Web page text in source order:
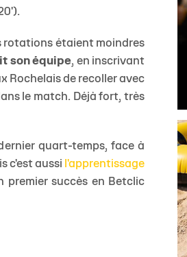
rotations étaient moindres
son équipe, en inscrivant
Rochelais de recoller avec
le match. Déjà fort, très
quart-temps, face à
c'est aussi l'apprentissage
premier succès en Betclic